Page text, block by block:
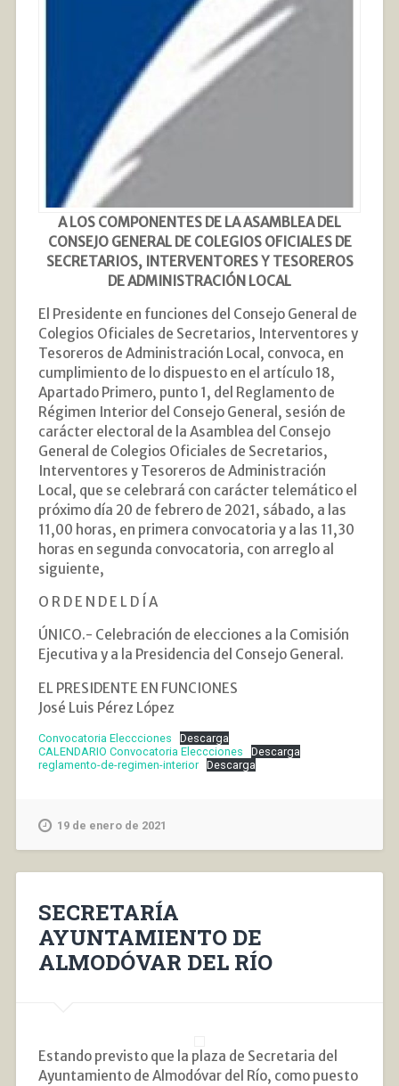
A LOS COMPONENTES DE LA ASAMBLEA DEL
CONSEJO GENERAL DE COLEGIOS OFICIALES DE
SECRETARIOS, INTERVENTORES Y TESOREROS
DE ADMINISTRACIÓN LOCAL
El Presidente en funciones del Consejo General de
Colegios Oficiales de Secretarios, Interventores y
Tesoreros de Administración Local, convoca, en
cumplimiento de lo dispuesto en el artículo 18,
Apartado Primero, punto 1, del Reglamento de
Régimen Interior del Consejo General, sesión de
carácter electoral de la Asamblea del Consejo
General de Colegios Oficiales de Secretarios,
Interventores y Tesoreros de Administración
Local, que se celebrará con carácter telemático el
próximo día 20 de febrero de 2021, sábado, a las
11,00 horas, en primera convocatoria y a las 11,30
horas en segunda convocatoria, con arreglo al
siguiente,
O R D E N D E L D Í A
ÚNICO.- Celebración de elecciones a la Comisión
Ejecutiva y a la Presidencia del Consejo General.
EL PRESIDENTE EN FUNCIONES
José Luis Pérez López
Convocatoria Eleccciones
Descarga
CALENDARIO Convocatoria Eleccciones
Descarga
reglamento-de-regimen-interior
Descarga
19 de enero de 2021
SECRETARÍA
AYUNTAMIENTO DE
ALMODÓVAR DEL RÍO
Estando previsto que la plaza de Secretaria del
Ayuntamiento de Almodóvar del Río, como puesto